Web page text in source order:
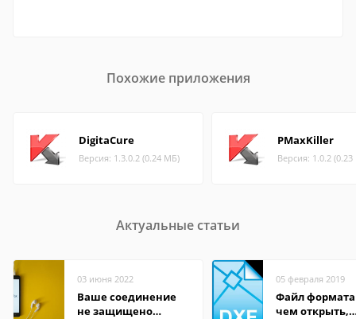
Похожие приложения
DigitaCure
Версия: 1.3.0.2 (0.24 МБ)
PMaxKiller
Версия: 1.0.2
Актуальные статьи
03 июня 2022
Ваше соединение
не защищено
05 февраля 2019
Файл формата
чем открыть,